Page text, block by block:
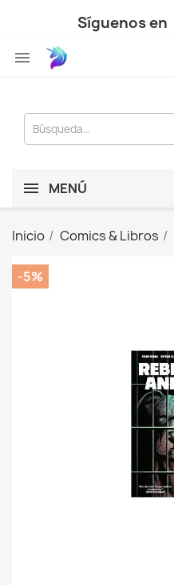
Síguenos en

MENÚ
Inicio Comics & Libros
-5%